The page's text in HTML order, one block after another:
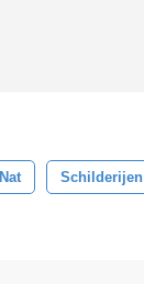
Nat Schilderijen